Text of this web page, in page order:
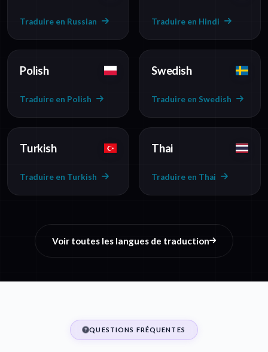
Traduire en Russian Traduire en Hindi
Polish
Traduire en Polish
Swedish
Traduire en Swedish
Turkish
Traduire en Turkish
Thai
Traduire en Thai
Voir toutes les langues de traduction
QUESTIONS FRÉQUENTES